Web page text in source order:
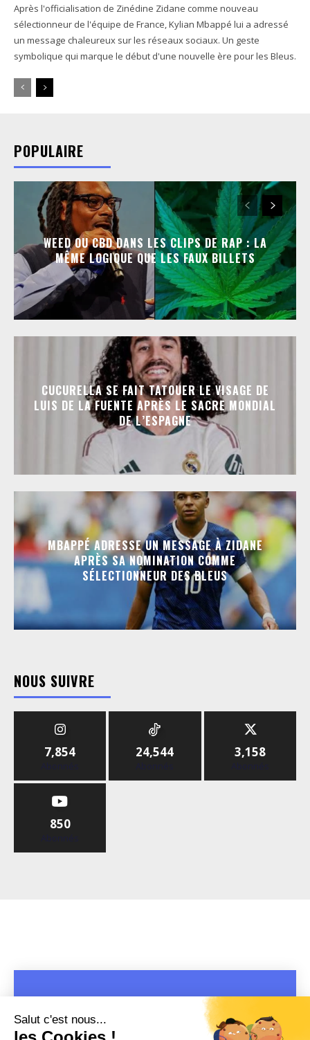
Après l'officialisation de Zinédine Zidane comme nouveau
sélectionneur de l'équipe de France, Kylian Mbappé lui a adressé
un message chaleureux sur les réseaux sociaux. Un geste
symbolique qui marque le début d'une nouvelle ère pour les Bleus.
POPULAIRE
WEED OU CBD DANS LES CLIPS DE RAP : LA
MÊME LOGIQUE QUE LES FAUX BILLETS
CUCURELLA SE FAIT TATOUER LE VISAGE DE
LUIS DE LA FUENTE APRÈS LE SACRE MONDIAL
DE L’ESPAGNE
MBAPPÉ ADRESSE UN MESSAGE À ZIDANE
APRÈS SA NOMINATION COMME
SÉLECTIONNEUR DES BLEUS
NOUS SUIVRE
7,854
Abonnés
24,544
Abonnés
3,158
Abonnés
850
Abonnés